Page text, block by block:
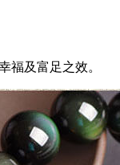
福及富足之效。